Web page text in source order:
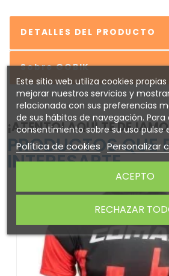
DETALLES DEL PRODUCTO
Sobre GOBIK
¡ATENTO! AQUÍ TE
PRODUCTOS QUE
INTERESARTE
Este sitio web utiliza cookies
mejorar nuestros servicios y
relacionada con sus preferencias
de sus hábitos de navegación. Para
consentimiento sobre su uso pulse
Política de cookies Personalizar
RECHAZAR
ACEPTO